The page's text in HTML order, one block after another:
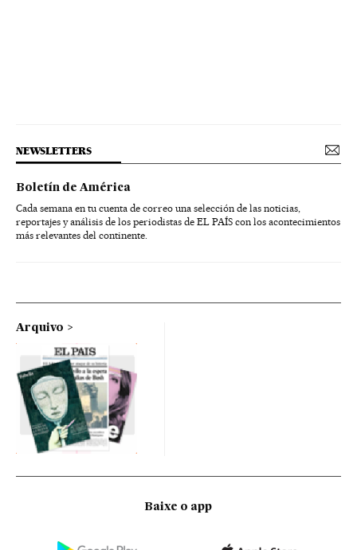
NEWSLETTERS
Boletín de América
Cada semana en tu cuenta de correo una selección de las noticias,
reportajes y análisis de los periodistas de EL PAÍS con los acontecimientos
más relevantes del continente.
Arquivo
Baixe o app